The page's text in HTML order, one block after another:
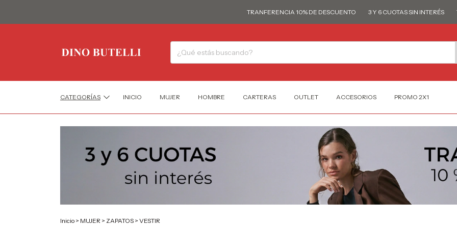
TRANFERENCIA 10% DE DESCUENTO 3 Y 6 CUOTAS SIN INTERÉS
CATEGORÍAS INICIO MUJER HOMBRE CARTERAS OUTLET ACCESORIOS PROMO 2X1
Inicio > MUJER > ZAPATOS > VESTIR